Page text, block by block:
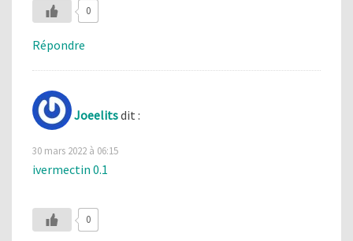
0
Répondre
Joeelitsdit :
30 mars 2022 à 06:15
ivermectin 0.1
0